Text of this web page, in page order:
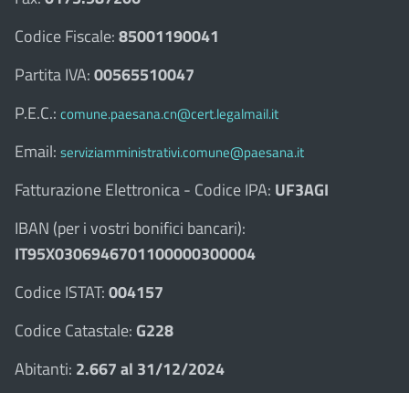
Codice Fiscale:85001190041
Partita IVA:00565510047
P.E.C.: comune.paesana.cn@cert.legalmail.it
Email: serviziamministrativi.comune@paesana.it
Fatturazione Elettronica - Codice IPA: UF3AGI
IBAN (per i vostri bonifici bancari):
IT95X0306946701100000300004
Codice ISTAT:004157
Codice Catastale:G228
Abitanti: 2.667 al 31/12/2024